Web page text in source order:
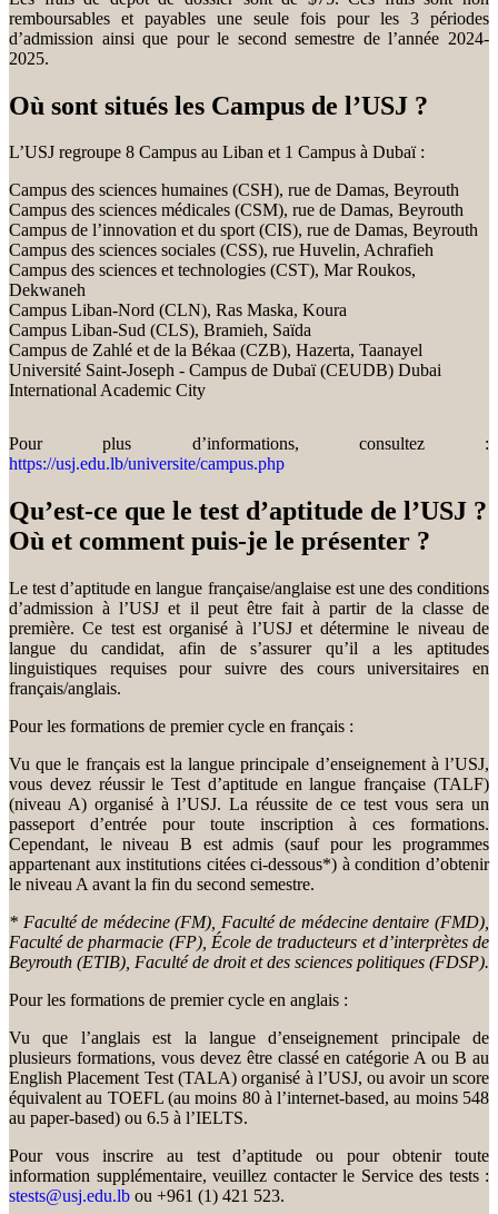
remboursables et payables une seule fois pour les 3 périodes
d’admission ainsi que pour le second semestre de l’année 2024-
2025.
Où sont situés les Campus de l’USJ ?
L’USJ regroupe 8 Campus au Liban et 1 Campus à Dubaï :
Campus des sciences humaines (CSH), rue de Damas, Beyrouth
Campus des sciences médicales (CSM), rue de Damas, Beyrouth
Campus de l’innovation et du sport (CIS), rue de Damas, Beyrouth
Campus des sciences sociales (CSS), rue Huvelin, Achrafieh
Campus des sciences et technologies (CST), Mar Roukos,
Dekwaneh
Campus Liban-Nord (CLN), Ras Maska, Koura
Campus Liban-Sud (CLS), Bramieh, Saïda
Campus de Zahlé et de la Békaa (CZB), Hazerta, Taanayel
Université Saint-Joseph - Campus de Dubaï (CEUDB) Dubai
International Academic City
Pour plus d’informations, consultez :
https://usj.edu.lb/universite/campus.php
Qu’est-ce que le test d’aptitude de l’USJ ?
Où et comment puis-je le présenter ?
Le test d’aptitude en langue française/anglaise est une des conditions
d’admission à l’USJ et il peut être fait à partir de la classe de
première. Ce test est organisé à l’USJ et détermine le niveau de
langue du candidat, afin de s’assurer qu’il a les aptitudes
linguistiques requises pour suivre des cours universitaires en
français/anglais.
Pour les formations de premier cycle en français :
Vu que le français est la langue principale d’enseignement à l’USJ,
vous devez réussir le Test d’aptitude en langue française (TALF)
(niveau A) organisé à l’USJ. La réussite de ce test vous sera un
passeport d’entrée pour toute inscription à ces formations.
Cependant, le niveau B est admis (sauf pour les programmes
appartenant aux institutions citées ci-dessous*) à condition d’obtenir
le niveau A avant la fin du second semestre.
* Faculté de médecine (FM), Faculté de médecine dentaire (FMD),
Faculté de pharmacie (FP), École de traducteurs et d’interprètes de
Beyrouth (ETIB), Faculté de droit et des sciences politiques (FDSP).
Pour les formations de premier cycle en anglais :
Vu que l’anglais est la langue d’enseignement principale de
plusieurs formations, vous devez être classé en catégorie A ou B au
English Placement Test (TALA) organisé à l’USJ, ou avoir un score
équivalent au TOEFL (au moins 80 à l’internet-based, au moins 548
au paper-based) ou 6.5 à l’IELTS.
Pour vous inscrire au test d’aptitude ou pour obtenir toute
information supplémentaire, veuillez contacter le Service des tests :
stests@usj.edu.lb ou +961 (1) 421 523.